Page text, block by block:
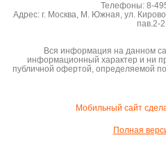
Телефоны: 8-
Адрес: г. Москва, М. Южная, ул.
пав.2-
Вся информация на данном
информационный характер и ни
публичной офертой, определяемой
Мобильный сайт
Полная